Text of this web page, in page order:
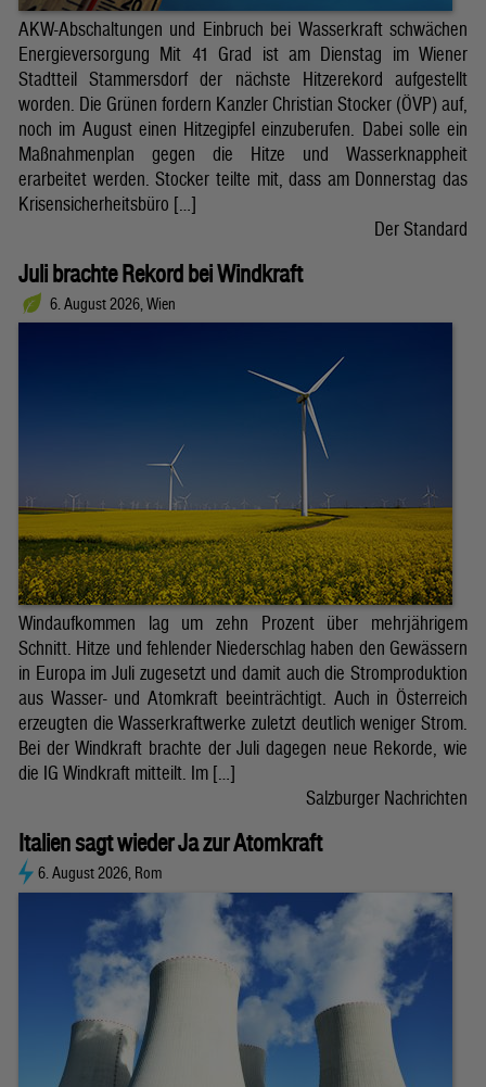
AKW-Abschaltungen und Einbruch bei Wasserkraft schwächen
Energieversorgung Mit 41 Grad ist am Dienstag im Wiener
Stadtteil Stammersdorf der nächste Hitzerekord aufgestellt
worden. Die Grünen fordern Kanzler Christian Stocker (ÖVP) auf,
noch im August einen Hitzegipfel einzuberufen. Dabei solle ein
Maßnahmenplan gegen die Hitze und Wasserknappheit
erarbeitet werden. Stocker teilte mit, dass am Donnerstag das
Krisensicherheitsbüro […]
Der Standard
Juli brachte Rekord bei Windkraft
6. August 2026, Wien
Windaufkommen lag um zehn Prozent über mehrjährigem
Schnitt. Hitze und fehlender Niederschlag haben den Gewässern
in Europa im Juli zugesetzt und damit auch die Stromproduktion
aus Wasser- und Atomkraft beeinträchtigt. Auch in Österreich
erzeugten die Wasserkraftwerke zuletzt deutlich weniger Strom.
Bei der Windkraft brachte der Juli dagegen neue Rekorde, wie
die IG Windkraft mitteilt. Im […]
Salzburger Nachrichten
Italien sagt wieder Ja zur Atomkraft
6. August 2026, Rom